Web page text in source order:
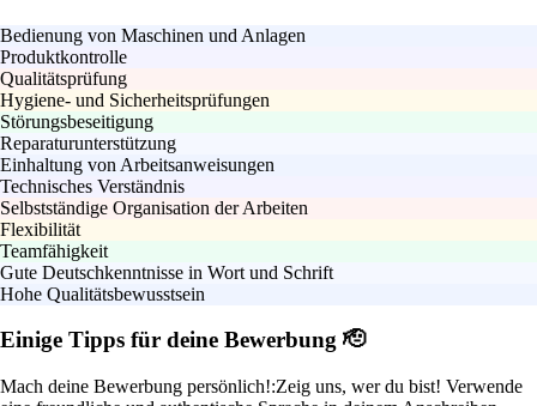
Bedienung von Maschinen und Anlagen
Produktkontrolle
Qualitätsprüfung
Hygiene- und Sicherheitsprüfungen
Störungsbeseitigung
Reparaturunterstützung
Einhaltung von Arbeitsanweisungen
Technisches Verständnis
Selbstständige Organisation der Arbeiten
Flexibilität
Teamfähigkeit
Gute Deutschkenntnisse in Wort und Schrift
Hohe Qualitätsbewusstsein
Einige Tipps für deine Bewerbung 🫡
Mach deine Bewerbung persönlich!:Zeig uns, wer du bist! Verwende